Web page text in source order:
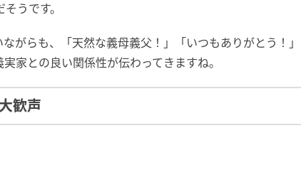
うです。
がらも、「天然な義母義父！」「いつもありがとう！」
家との良い関係性が伝わってきますね。
歓声